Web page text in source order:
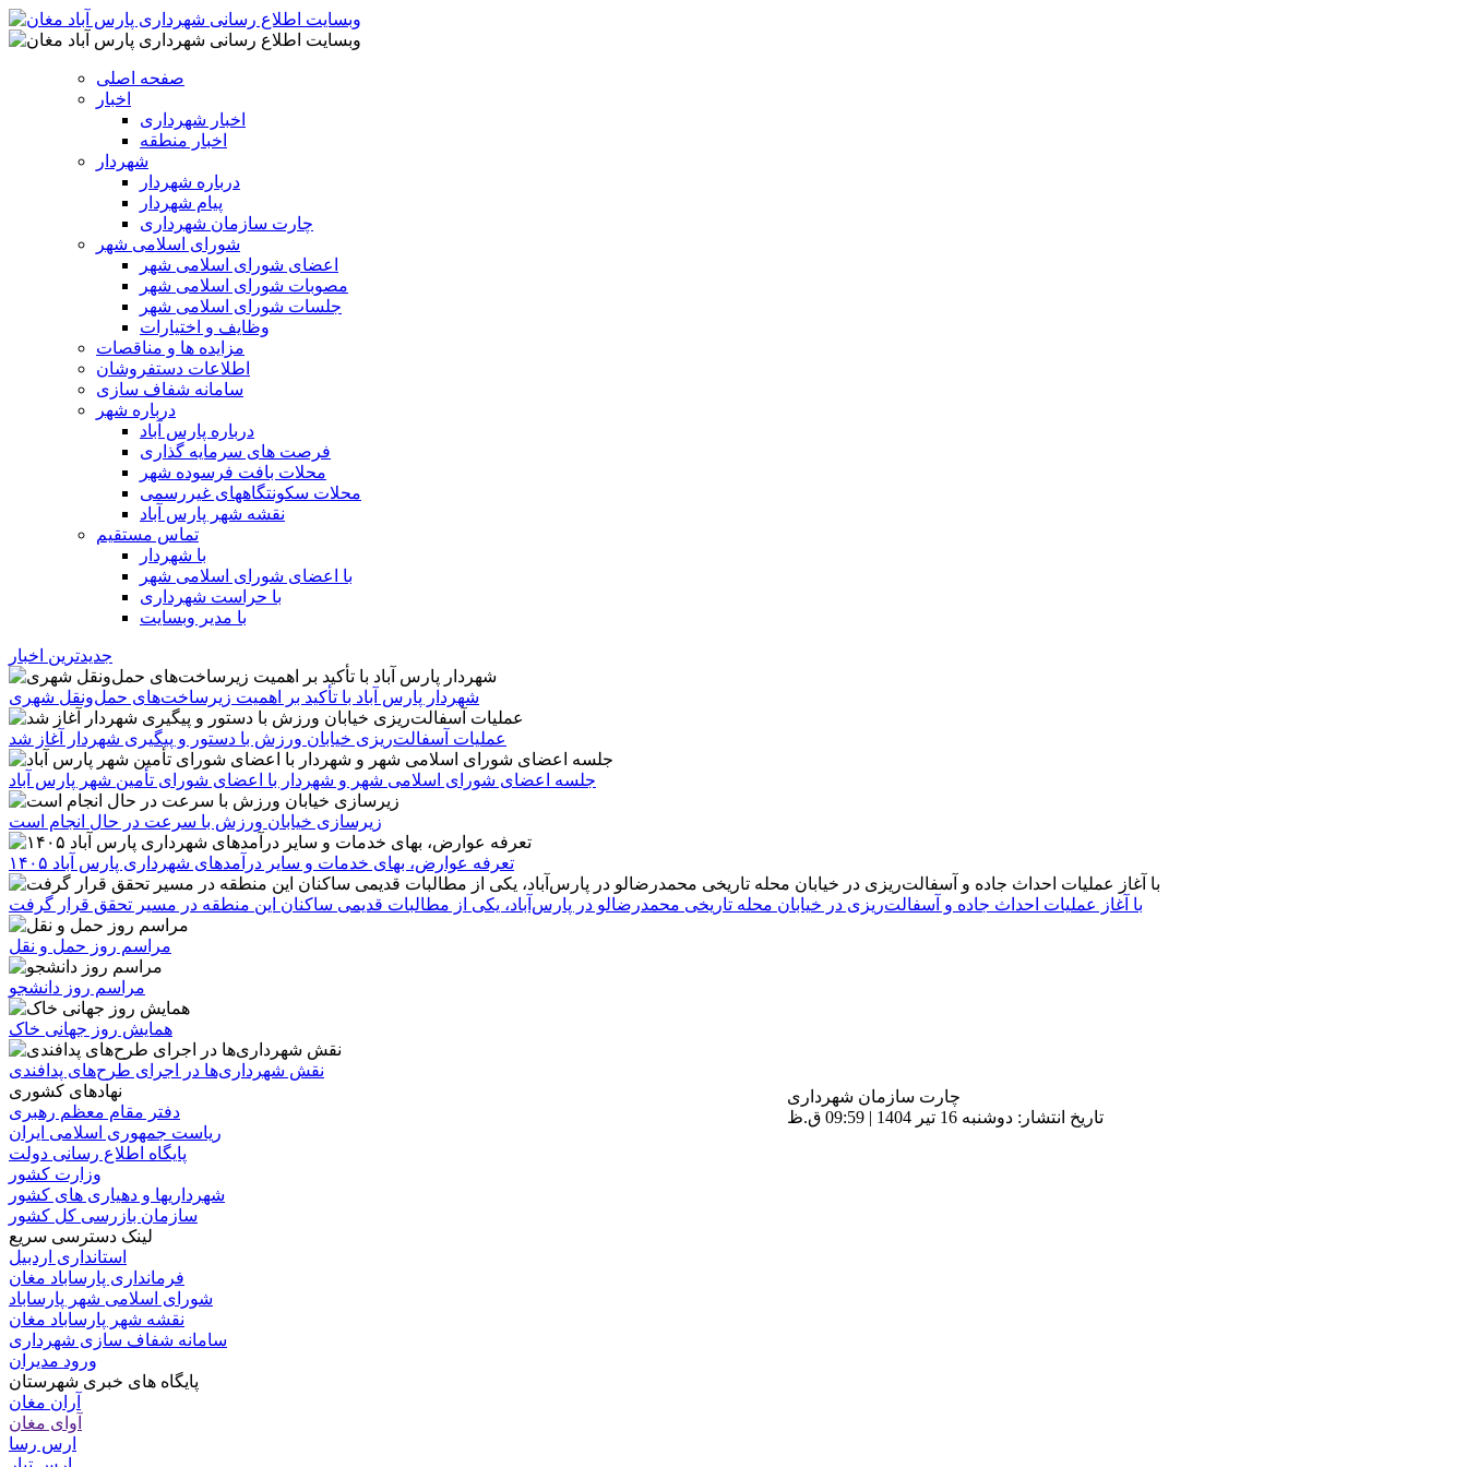
صفحه اصلی
اخبار
اخبار شهرداری
اخبار منطقه
شهردار
درباره شهردار
پیام شهردار
چارت سازمان شهرداری
شورای اسلامی شهر
اعضای شورای اسلامی شهر
مصوبات شورای اسلامی شهر
جلسات شورای اسلامی شهر
وظایف و اختیارات
مزایده ها و مناقصات
اطلاعات دستفروشان
سامانه شفاف سازی
درباره شهر
درباره پارس آباد
فرصت های سرمایه گذاری
محلات بافت فرسوده شهر
محلات سکونتگاههای غیررسمی
نقشه شهر پارس آباد
تماس مستقیم
با شهردار
با اعضای شورای اسلامی شهر
با حراست شهرداری
با مدیر وبسایت
جدیدترین اخبار
شهردار پارس آباد با تأکید بر اهمیت زیرساخت‌های حمل‌ونقل شهری
عملیات آسفالت‌ریزی خیابان ورزش با دستور و پیگیری شهردار آغاز شد
جلسه اعضای شورای اسلامی شهر و شهردار با اعضای شورای تأمین شهر پارس آباد
زیرسازی خیابان ورزش با سرعت در حال انجام است
تعرفه عوارض، بهای خدمات و سایر درآمدهای شهرداری پارس آباد ۱۴۰۵
با آغاز عملیات احداث جاده و آسفالت‌ریزی در خیابان محله تاریخی محمدرضالو در پارس‌آباد، یکی از مطالبات قدیمی ساکنان این منطقه در مسیر تحقق قرار گرفت
مراسم روز حمل و نقل
مراسم روز دانشجو
همایش روز جهانی خاک
نقش شهرداری‌ها در اجرای طرح‌های پدافندی
چارت سازمان شهرداری
تاریخ انتشار: دوشنبه 16 تیر 1404 | 09:59 ق.ظ
نهادهای کشوری
دفتر مقام معظم رهبری
ریاست جمهوری اسلامی ایران
پایگاه اطلاع رسانی دولت
وزارت کشور
شهرداریها و دهیاری های کشور
سازمان بازرسی کل کشور
لینک دسترسی سریع
استانداری اردبیل
فرمانداری پارساباد مغان
شورای اسلامی شهر پارساباد
نقشه شهر پارساباد مغان
سامانه شفاف سازی شهرداری
ورود مدیران
پایگاه های خبری شهرستان
آران مغان
آوای مغان
ارس رسا